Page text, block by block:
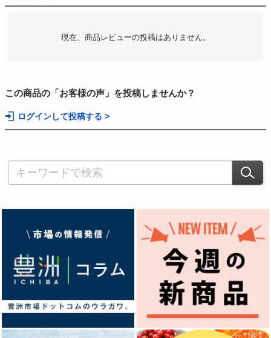
現在、商品レビューの投稿はありません。
この商品の「お客様の声」を投稿しませんか？
ログインして投稿する >